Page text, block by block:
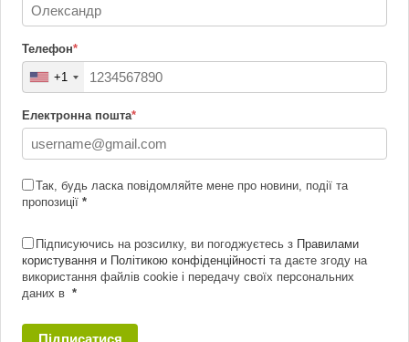
Телефон*
+1
Електронна пошта*
Так, будь ласка повідомляйте мене про новини, події та
пропозиції *
Підписуючись на розсилку, ви погоджуєтесь з Правилами
користування и Політикою конфіденційності та даєте згоду на
використання файлів cookie і передачу своїх персональних
даних в *